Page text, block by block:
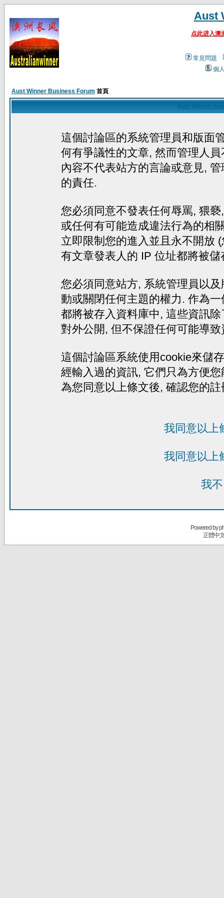
Aust
点此进入澳
常見問題
個
Aust Winner Business Forum 首頁
這個討論區的系統管理員和版面
何有爭議性的文章, 然而管理人
內容不代表站方的言論或意見,
的責任.
您必須同意不發表任何辱罵, 猥
或任何有可能造成違法行為的相
立即限制您的進入並且永不開放
有文章發表人的 IP 位址都將被
您必須同意站方, 系統管理員以
動或關閉任何主題的權力. 作為
都將被存入資料庫中, 這些資訊
對外公開, 但不保證任何可能導
這個討論區系統使用cookie來儲
經輸入過的資訊, 它們只為方便
為您同意以上條文後, 確認您的
我同意以上
我同意以上
我
Powered by
正體中